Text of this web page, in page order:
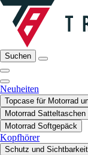
Suchen
Neuheiten
Topcase für Motorrad
Motorrad Satteltaschen
Motorrad Softgepäck
Kopfhörer
Schutz und Sichtbarkeit